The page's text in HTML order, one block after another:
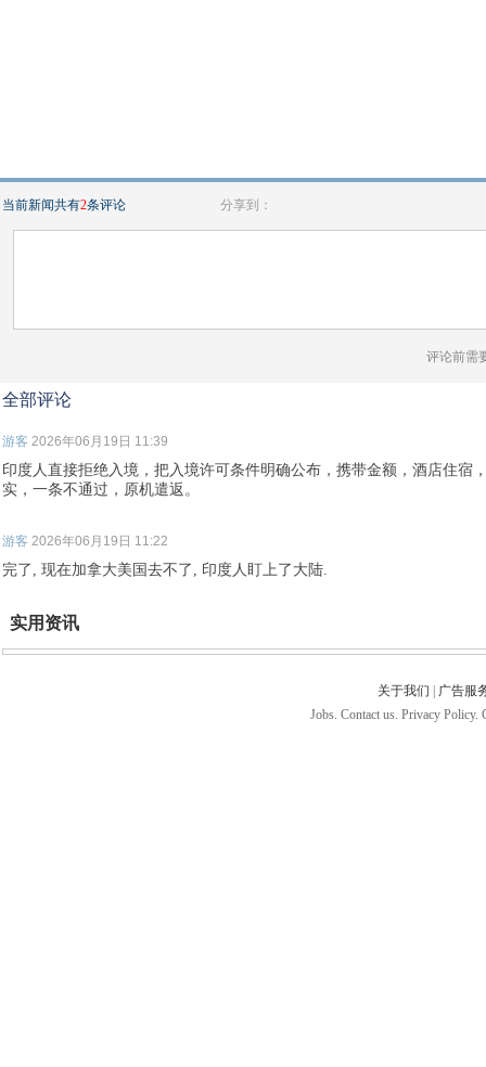
当前新闻共有2条评论 分享到：
评论前需
全部评论
游客 2026年06月19日 11:39
印度人直接拒绝入境，把入境许可条件明确公布，携带金额，酒店住宿
实，一条不通过，原机遣返。
游客 2026年06月19日 11:22
完了, 现在加拿大美国去不了, 印度人盯上了大陆.
实用资讯
关于我们
广告服
Jobs. Contact us. Privacy